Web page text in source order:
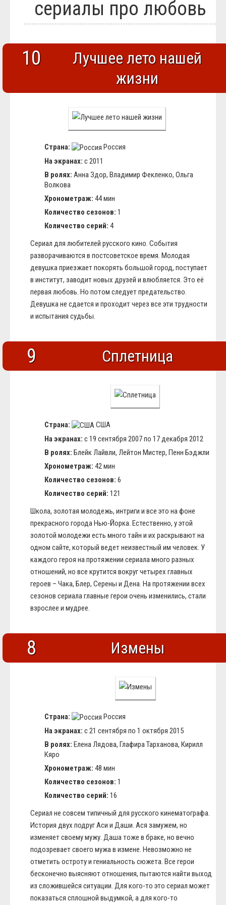
Блюда
Полезное
Общество
Вооружение
сериалы про любовь
10
Лучшее лето нашей
жизни
Страна:
Россия
На экранах: с 2011
В ролях: Анна Здор, Владимир Фекленко, Ольга
Волкова
Хронометраж: 44 мин
Количество сезонов: 1
Количество серий: 4
Сериал для любителей русского кино. События
разворачиваются в постсоветское время. Молодая
девушка приезжает покорять большой город, поступает
в институт, заводит новых друзей и влюбляется. Это её
первая любовь. Но потом следует предательство.
Девушка не сдается и проходит через все эти трудности
и испытания судьбы.
9 Сплетница
Страна:
США
На экранах: с 19 сентября 2007 по 17 декабря 2012
В ролях: Блейк Лайвли, Лейтон Мистер, Пенн Бэджли
Хронометраж: 42 мин
Количество сезонов: 6
Количество серий: 121
Школа, золотая молодежь, интриги и все это на фоне
прекрасного города Нью-Йорка. Естественно, у этой
золотой молодежи есть много тайн и их раскрывают на
одном сайте, который ведет неизвестный им человек. У
каждого героя на протяжении сериала много разных
отношений, но все крутится вокруг четырех главных
героев – Чака, Блер, Серены и Дена. На протяжении всех
сезонов сериала главные герои очень изменились, стали
взрослее и мудрее.
8 Измены
Страна:
Россия
На экранах: с 21 сентября по 1 октября 2015
В ролях: Елена Лядова, Глафира Тарханова, Кирилл
Кяро
Хронометраж: 48 мин
Количество сезонов: 1
Количество серий: 16
Сериал не совсем типичный для русского кинематографа.
История двух подруг Аси и Даши. Ася замужем, но
изменяет своему мужу. Даша тоже в браке, но вечно
подозревает своего мужа в измене. Невозможно не
отметить остроту и гениальность сюжета. Все герои
бесконечно выясняют отношения, пытаются найти выход
из сложившейся ситуации. Для кого-то это сериал может
показаться сплошной выдумкой, а для кого-то